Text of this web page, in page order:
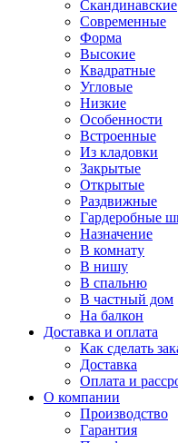
Скандинавские
Современные
Форма
Высокие
Квадратные
Угловые
Низкие
Особенности
Встроенные
Из кладовки
Закрытые
Открытые
Раздвижные
Гардеробные
Назначение
В комнату
В нишу
В спальню
В частный дом
На балкон
Доставка и оплата
Как сделать
Доставка
Оплата и
О компании
Производство
Гарантия